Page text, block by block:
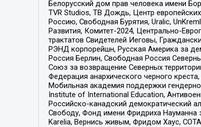
Белорусский дом прав человека имени
TVR Studios, ТВ Дождь, Центр
Россию, Свободная Бурятия, Uralic,
Развития, Комитет-2024, Центрально-
трактатов Свидетелей Иеговы,
РЭНД корпорейшн, Русская Америка за
Россия Берлин, Свободная Россия
Союз за возвращение Северных
Федерация анархического черного
Мобильная академия поддержки
Institute of International Education,
Российско-канадский демократический
Свободу, Фонд имени Фридриха Науманна
Karelia, Вернись живым, Фридом Хаус,